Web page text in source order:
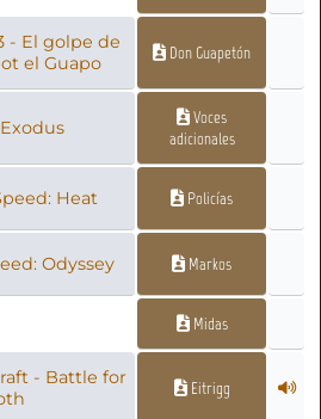
- El golpe de
el Guapo
Don Guapetón
Voces
adicionales
Heat Policías
Odyssey Markos
Midas
- Battle for
Eitrigg